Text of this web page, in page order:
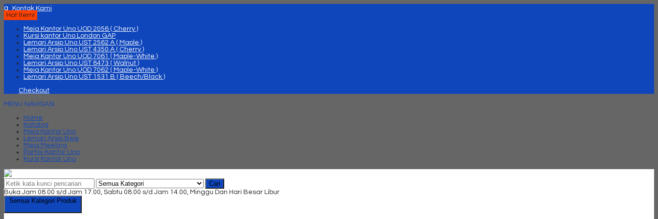
q
Kontak Kami
Hot Item!
Meja Kantor Uno UOD 2056 ( Cherry )
Kursi kantor Uno London GAP
Lemari Arsip Uno UST 2562 A ( Maple )
Lemari Arsip Uno UST 4350 A ( Cherry )
Meja Kantor Uno UOD 7061 ( Maple-White )
Lemari Arsip Uno UST 8473 ( Walnut )
Meja Kantor Uno UOD 7062 ( Maple-White )
Lemari Arsip Uno UST 1531 B ( Beech/Black )
Checkout
MENU NAVIGASI
Home
Katalog
Meja Kantor Uno
Lemari Arsip Besi
Meja Meeting
Partisi Kantor Uno
Kursi Kantor Uno
Cari
Buka Jam 08.00 s/d Jam 17.00, Sabtu 08.00 s/d Jam 14.00, Minggu Dan Hari Besar Libur
Semua Kategori Produk